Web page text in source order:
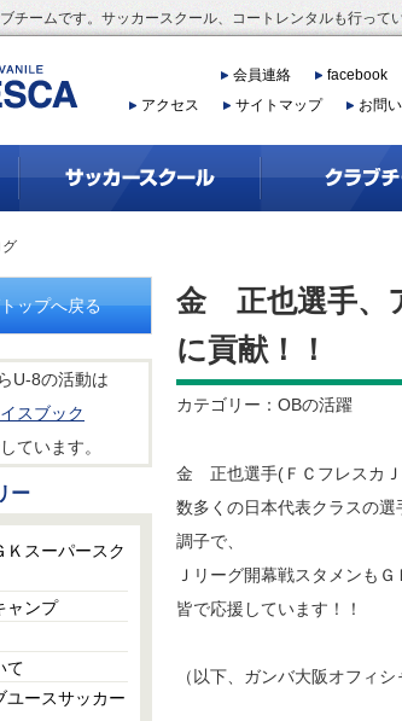
チームです。サッカースクール、コートレンタルも行ってい
会員連絡 facebook
アクセス
サイトマップ お問
グ
金 正也選手、
に貢献！！
カテゴリー：OBの活躍
金 正也選手(ＦＣフレスカ
数多くの日本代表クラスの
調子で、
Ｊリーグ開幕戦スタメンもＧ
皆で応援しています！！
（以下、ガンバ大阪オフィ
ップへ戻る
U-8の活動は
スブック
ています。
ー
Ｋスーパースク
ャンプ
て
ユースサッカー